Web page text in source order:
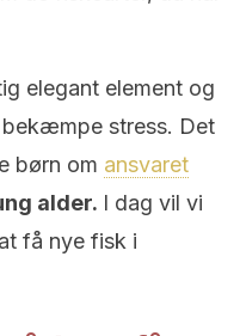
elegant element og
stress. Det
børn om ansvaret
alder. I dag vil vi
få nye fisk i